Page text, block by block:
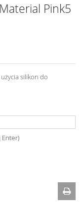
Pink5
silikon do